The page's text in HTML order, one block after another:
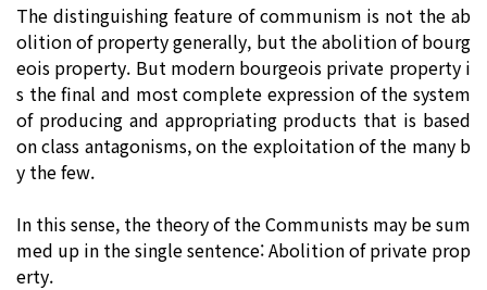
The distinguishing feature of communism is not the ab
olition of property generally, but the abolition of bourg
eois property. But modern bourgeois private property i
s the final and most complete expression of the system
of producing and appropriating products that is based
on class antagonisms, on the exploitation of the many b
y the few.
In this sense, the theory of the Communists may be sum
med up in the single sentence: Abolition of private prop
erty.